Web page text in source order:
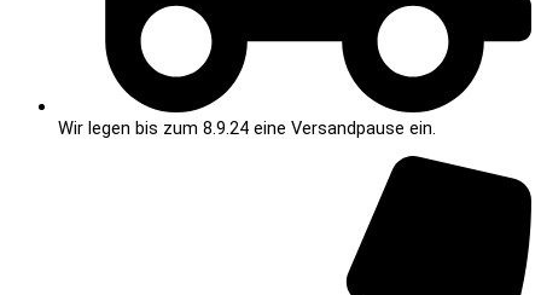
Wir legen bis zum 8.9.24 eine Versandpause ein.